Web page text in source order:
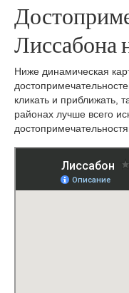
Лиссабона
Ниже динамическая
кликать и приближать,
районах лучше всего